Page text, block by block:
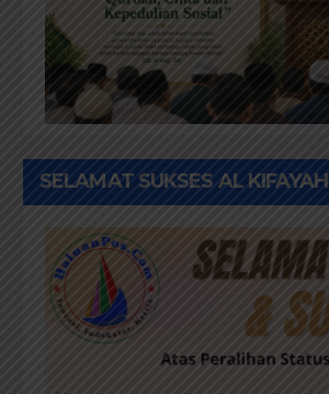
SELAMAT SUKSES AL KIFAYAH